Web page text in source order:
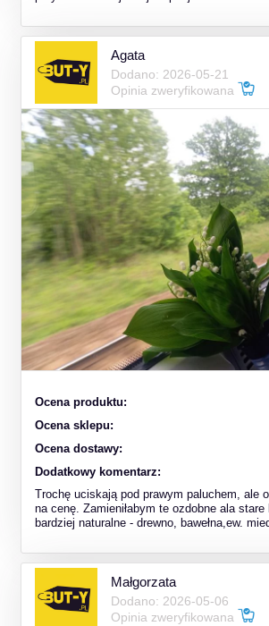
Agata
Dodano: 2026-05-21
Opinia zweryfikowana
Ocena produktu:
Ocena sklepu:
Ocena dostawy:
Dodatkowy komentarz:
Trochę uciskają pod prawym paluchem, ale
na cenę. Zamieniłabym te ozdobne ala
bardziej naturalne - drewno, bawełna,ew.
Małgorzata
Dodano: 2026-05-06
Opinia zweryfikowana